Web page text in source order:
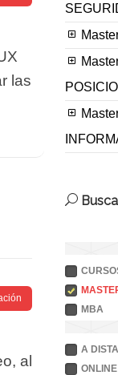
las
al
MBA
A
ONLINE